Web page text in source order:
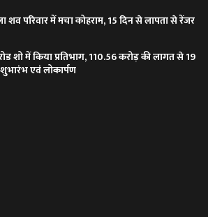
शव परिवार में मचा कोहराम, 15 दिन से लापता से रेंजर
शो में किया प्रतिभाग, 110.56 करोड़ की लागत से 19
एवं लोकार्पण